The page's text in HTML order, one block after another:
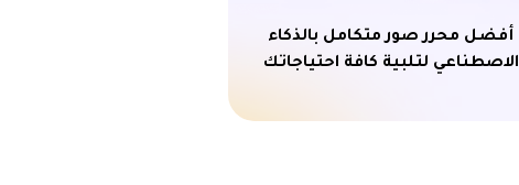
أفضل محرر صور متكامل بالذكاء
الاصطناعي لتلبية كافة احتياجاتك